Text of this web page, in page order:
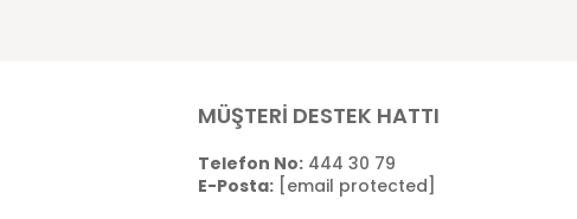
MÜŞTERİ DESTEK HATTI
Telefon No:444 30 79
E-Posta:
[email protected]